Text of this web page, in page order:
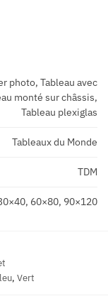
photo, Tableau avec
monté sur châssis,
Tableau plexiglas
Tableaux du Monde
TDM
60×80, 90×120
, Vert